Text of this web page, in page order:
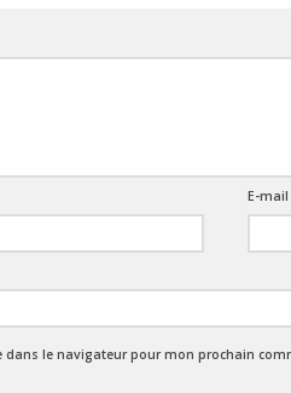
E-
le navigateur pour mon prochain